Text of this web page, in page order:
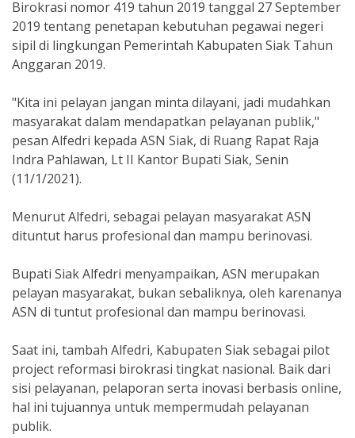
Birokrasi nomor 419 tahun 2019 tanggal 27 September
2019 tentang penetapan kebutuhan pegawai negeri
sipil di lingkungan Pemerintah Kabupaten Siak Tahun
Anggaran 2019.
"Kita ini pelayan jangan minta dilayani, jadi mudahkan
masyarakat dalam mendapatkan pelayanan publik,"
pesan Alfedri kepada ASN Siak, di Ruang Rapat Raja
Indra Pahlawan, Lt II Kantor Bupati Siak, Senin
(11/1/2021).
Menurut Alfedri, sebagai pelayan masyarakat ASN
dituntut harus profesional dan mampu berinovasi.
Bupati Siak Alfedri menyampaikan, ASN merupakan
pelayan masyarakat, bukan sebaliknya, oleh karenanya
ASN di tuntut profesional dan mampu berinovasi.
Saat ini, tambah Alfedri, Kabupaten Siak sebagai pilot
project reformasi birokrasi tingkat nasional. Baik dari
sisi pelayanan, pelaporan serta inovasi berbasis online,
hal ini tujuannya untuk mempermudah pelayanan
publik.